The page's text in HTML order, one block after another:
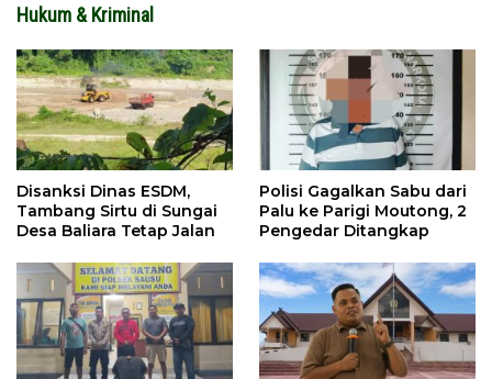
Hukum & Kriminal
Disanksi Dinas ESDM,
Tambang Sirtu di Sungai
Desa Baliara Tetap Jalan
Polisi Gagalkan Sabu dari
Palu ke Parigi Moutong, 2
Pengedar Ditangkap